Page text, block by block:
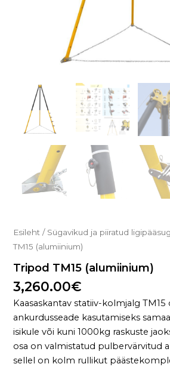
Esileht / Sügavikud ja piiratud
TM15 (alumiinium)
Tripod TM15 (alumiinium)
3,260.00€
Kaasaskantav statiiv-kolmjalg
ankurdusseade kasutamiseks
isikule või kuni 1000kg raskuste
osa on valmistatud pulbervärvitud
sellel on kolm rullikut